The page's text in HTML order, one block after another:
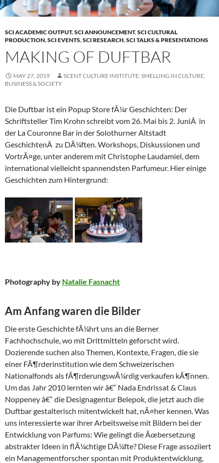
SCI ACADEMIC OUTPUT,SCI ANNOUNCEMENT,SCI CULTURAL
PRODUCTION,SCI EVENTS,SCI RESEARCH,SCI TALKS & PRESENTATIONS
MAKING OF DUFTBAR
MAY 27, 2019
SCENT CULTURE INSTITUTE: SMELLING IN CULTURE,
BUSINESS & SOCIETY
Die Duftbar ist ein Popup Store fÃ¼r Geschichten: Der
Schriftsteller Tim Krohn schreibt vom 26. Mai bis 2. JuniÂ in
der La Couronne Bar in der Solothurner Altstadt
GeschichtenÂ zu DÃ¼ften. Workshops, Diskussionen und
VortrÃ¤ge, unter anderem mit Christophe Laudamiel, dem
international vielleicht spannendsten Parfumeur. Hier einige
Geschichten zum Hintergrund:
Photography by Natalie Fasnacht
Am Anfang waren die Bilder
Die erste Geschichte fÃ¼hrt uns an die Berner
Fachhochschule, wo mit Drittmitteln geforscht wird.
Dozierende suchen also Themen, Kontexte, Fragen, die sie
einer FÃ¶rderinstitution wie dem Schweizerischen
Nationalfonds als fÃ¶rderungswÃ¼rdig verkaufen kÃ¶nnen.
Um das Jahr 2010 lernten wir â€“ Nada Endrissat & Claus
Noppeney â€“ die Designagentur Belepok, die jetzt auch die
Duftbar gestalterisch mitentwickelt hat, nÃ¤her kennen. Was
uns interessierte war ihrer Arbeitsweise mit Bildern bei der
Entwicklung von Parfums: Wie gelingt die Ãœbersetzung
abstrakter Ideen in flÃ¼chtige DÃ¼fte? Diese Frage assoziiert
ein Managementforscher spontan mit Produktentwicklung,